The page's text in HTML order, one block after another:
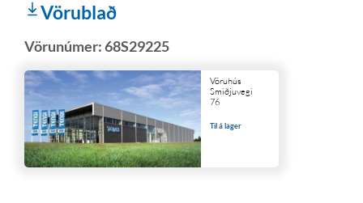
Vörublað
Vörunúmer:68S29225
Vöruhús
Smiðjuvegi
76
Til á lager